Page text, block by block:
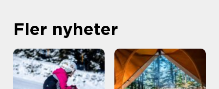
Fler nyheter